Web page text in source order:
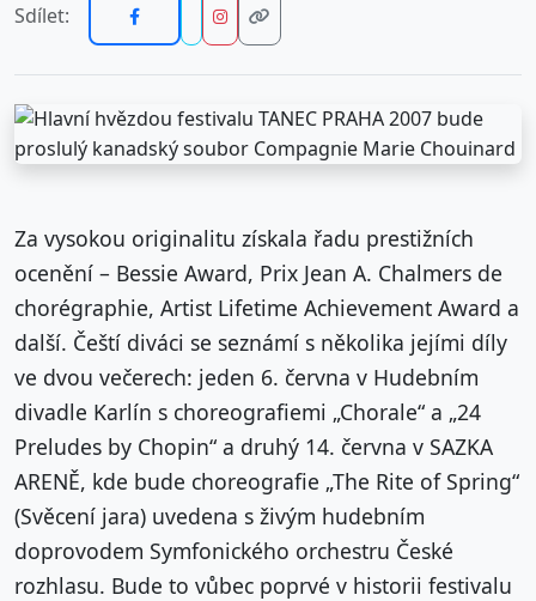
Sdílet:
Za vysokou originalitu získala řadu prestižních
ocenění – Bessie Award, Prix Jean A. Chalmers de
chorégraphie, Artist Lifetime Achievement Award a
další. Čeští diváci se seznámí s několika jejími díly
ve dvou večerech: jeden 6. června v Hudebním
divadle Karlín s choreografiemi „Chorale“ a „24
Preludes by Chopin“ a druhý 14. června v SAZKA
ARENĚ, kde bude choreografie „The Rite of Spring“
(Svěcení jara) uvedena s živým hudebním
doprovodem Symfonického orchestru České
rozhlasu. Bude to vůbec poprvé v historii festivalu